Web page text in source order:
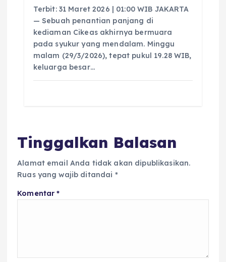
Terbit: 31 Maret 2026 | 01:00 WIB JAKARTA
— Sebuah penantian panjang di
kediaman Cikeas akhirnya bermuara
pada syukur yang mendalam. Minggu
malam (29/3/2026), tepat pukul 19.28 WIB,
keluarga besar…
Tinggalkan Balasan
Alamat email Anda tidak akan dipublikasikan.
Ruas yang wajib ditandai *
Komentar*